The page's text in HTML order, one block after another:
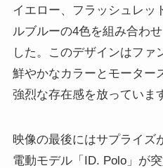
イエロー、フラッシュレッ
ルブルーの4色を組み合わ
した。このデザインはファ
鮮やかなカラーとモーター
強烈な存在感を放っていま
映像の最後にはサプライズ
電動モデル「ID. Polo」が